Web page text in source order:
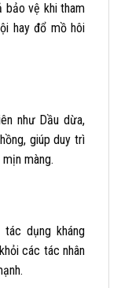
bảo vệ khi tham
hay đổ mồ hôi
như Dầu dừa,
giúp duy trì
màng.
tác dụng kháng
các tác nhân